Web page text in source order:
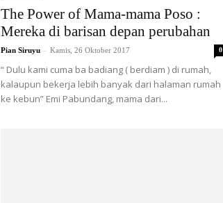
The Power of Mama-mama Poso :
Mereka di barisan depan perubahan
Pian Siruyu - Kamis, 26 Oktober 2017 0
“ Dulu kami cuma ba badiang ( berdiam ) di rumah,
kalaupun bekerja lebih banyak dari halaman rumah
ke kebun” Emi Pabundang, mama dari...